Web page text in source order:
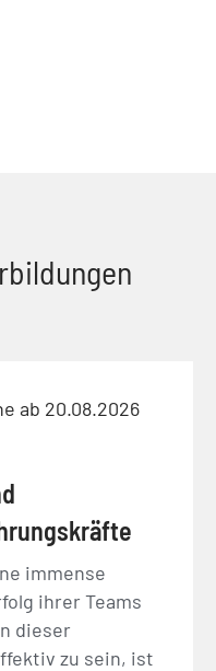
ab 20.08.2026
immense
ihrer Teams
dieser
zu sein, ist